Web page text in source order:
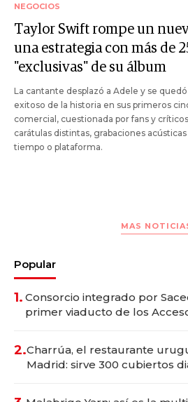
NEGOCIOS
Taylor Swift rompe un
una estrategia con más de
"exclusivas" de su álbum
La cantante desplazó a Adele y se
exitoso de la historia en sus primeros
comercial, cuestionada por fans y
carátulas distintas, grabaciones
tiempo o plataforma.
MAS
Popular
1. Consorcio integrado por
primer viaducto de los
2.Charrúa, el restaurante
Madrid: sirve 300 cubiertos